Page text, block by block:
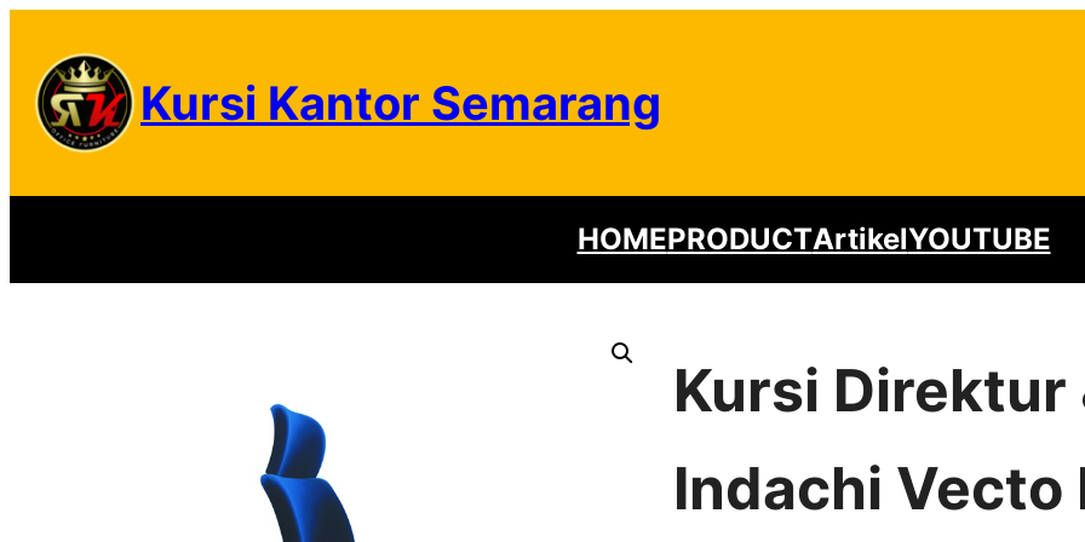
content
Kursi Kantor Semarang
HOMEPRODUCTArtikelYOUTUBE
Kursi Direktur
Indachi Vecto